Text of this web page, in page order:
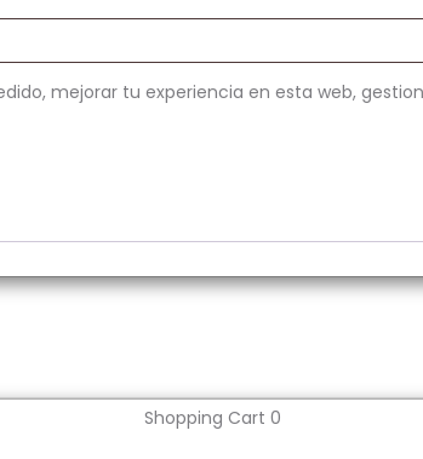
mejorar tu experiencia en esta web,
Shopping Cart 0